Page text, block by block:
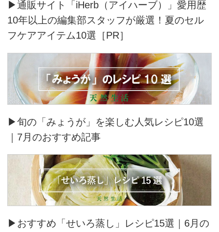
▶通販サイト「iHerb（アイハーブ）」愛用歴
10年以上の編集部スタッフが厳選！夏のセル
フケアアイテム10選［PR］
▶旬の「みょうが」を楽しむ人気レシピ10選
｜7月のおすすめ記事
▶おすすめ「せいろ蒸し」レシピ15選｜6月の